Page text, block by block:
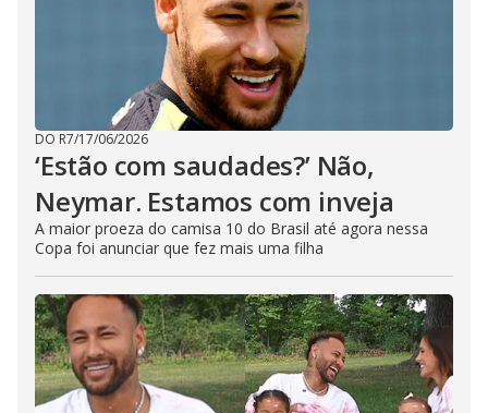
DO R7/17/06/2026
‘Estão com saudades?’ Não,
Neymar. Estamos com inveja
A maior proeza do camisa 10 do Brasil até agora nessa
Copa foi anunciar que fez mais uma filha